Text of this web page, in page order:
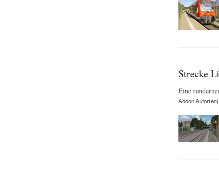
Strecke
Eine
Addon Autor(en)